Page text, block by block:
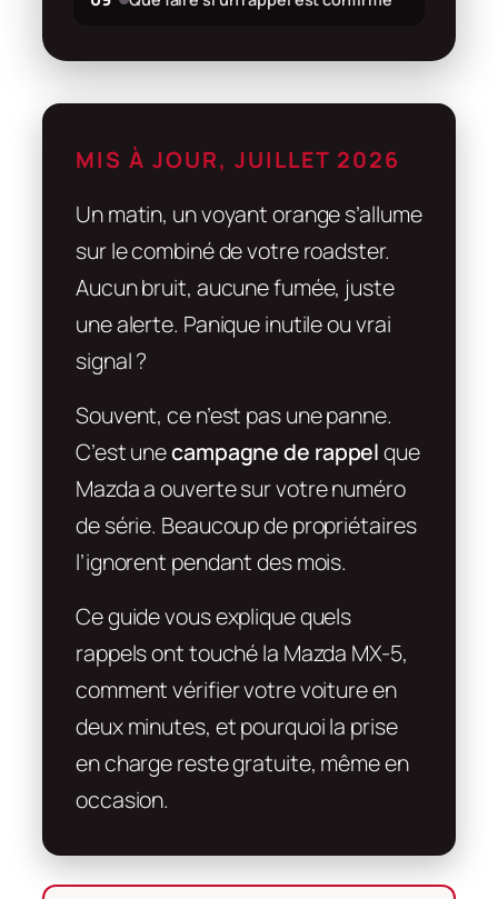
MIS À JOUR, JUILLET 2026
Un matin, un voyant orange s’allume
sur le combiné de votre roadster.
Aucun bruit, aucune fumée, juste
une alerte. Panique inutile ou vrai
signal ?
Souvent, ce n’est pas une panne.
C’est unecampagne de rappelque
Mazda a ouverte sur votre numéro
de série. Beaucoup de propriétaires
l’ignorent pendant des mois.
Ce guide vous explique quels
rappels ont touché la Mazda MX-5,
comment vérifier votre voiture en
deux minutes, et pourquoi la prise
en charge reste gratuite, même en
occasion.